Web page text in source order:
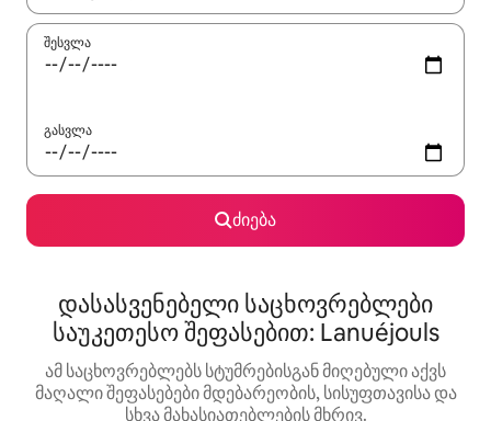
შესვლა
გასვლა
ძიება
დასასვენებელი საცხოვრებლები
საუკეთესო შეფასებით: Lanuéjouls
ამ საცხოვრებლებს სტუმრებისგან მიღებული აქვს
მაღალი შეფასებები მდებარეობის, სისუფთავისა და
სხვა მახასიათებლების მხრივ.